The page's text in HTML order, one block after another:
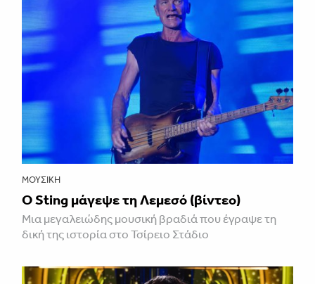
ΜΟΥΣΙΚΉ
Ο Sting μάγεψε τη Λεμεσό (βίντεο)
Μια μεγαλειώδης μουσική βραδιά που έγραψε τη
δική της ιστορία στο Τσίρειο Στάδιο